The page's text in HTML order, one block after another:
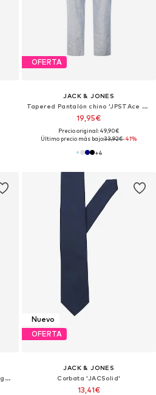
OFERTA
JACK & JONES
Tapered Pantalón chino 'JPSTAce JJSummer'
19,95€
Precio original: 49,90€
Último precio más bajo:33,92€-41%
+4
Ajuste confortable Camisa de negocios 'JJCOLE'
Nuevo
OFERTA
JACK & JONES
Corbata 'JACSolid'
13,41€